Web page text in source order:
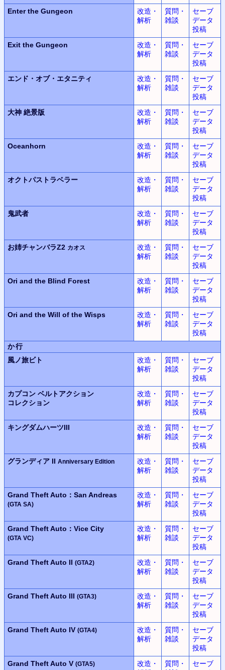
Enter the Gungeon
改造・
解析
質問・
雑談
セーブ
データ
投稿
Exit the Gungeon
改造・
解析
質問・
雑談
セーブ
データ
投稿
エンド・オブ・エタニティ
改造・
解析
質問・
雑談
セーブ
データ
投稿
大神 絶景版
改造・
解析
質問・
雑談
セーブ
データ
投稿
Oceanhorn
改造・
解析
質問・
雑談
セーブ
データ
投稿
オクトパストラベラー
改造・
解析
質問・
雑談
セーブ
データ
投稿
鬼武者
改造・
解析
質問・
雑談
セーブ
データ
投稿
お姉チャンバラZ2 カオス
改造・
解析
質問・
雑談
セーブ
データ
投稿
Ori and the Blind Forest
改造・
解析
質問・
雑談
セーブ
データ
投稿
Ori and the Will of the Wisps
改造・
解析
質問・
雑談
セーブ
データ
投稿
か行
風ノ旅ビト
改造・
解析
質問・
雑談
セーブ
データ
投稿
カプコン ベルトアクション
コレクション
改造・
解析
質問・
雑談
セーブ
データ
投稿
キングダムハーツIII
改造・
解析
質問・
雑談
セーブ
データ
投稿
グランディア II Anniversary Edition
改造・
解析
質問・
雑談
セーブ
データ
投稿
Grand Theft Auto：San Andreas
(GTA SA)
改造・
解析
質問・
雑談
セーブ
データ
投稿
Grand Theft Auto：Vice City
(GTA VC)
改造・
解析
質問・
雑談
セーブ
データ
投稿
Grand Theft Auto II (GTA2)
改造・
解析
質問・
雑談
セーブ
データ
投稿
Grand Theft Auto III (GTA3)
改造・
解析
質問・
雑談
セーブ
データ
投稿
Grand Theft Auto IV (GTA4)
改造・
解析
質問・
雑談
セーブ
データ
投稿
Grand Theft Auto V (GTA5)
改造・
質問・
セーブ